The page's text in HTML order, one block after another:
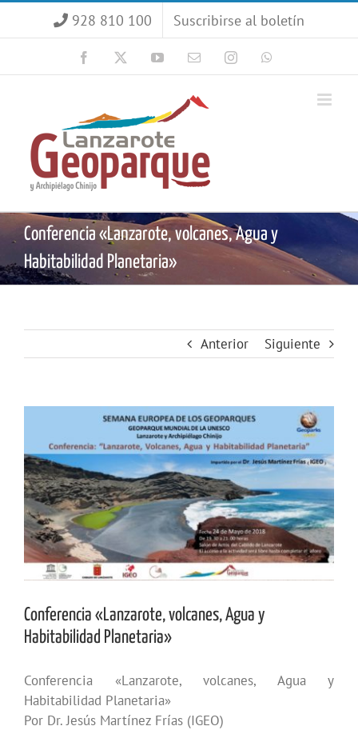
928 810 100 Suscribirse al boletín
Facebook YouTubeCorreoInstagram
Conferencia «Lanzarote, volcanes, Agua y
Habitabilidad Planetaria»
Anterior Siguiente
más
grande
Conferencia «Lanzarote, volcanes, Agua y
Habitabilidad Planetaria»
Conferencia «Lanzarote, volcanes, Agua y
Habitabilidad Planetaria»
Por Dr. Jesús Martínez Frías (IGEO)